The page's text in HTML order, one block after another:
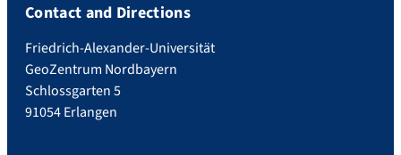
Contact and Directions
Friedrich-Alexander-Universität
GeoZentrum Nordbayern
Schlossgarten 5
91054 Erlangen